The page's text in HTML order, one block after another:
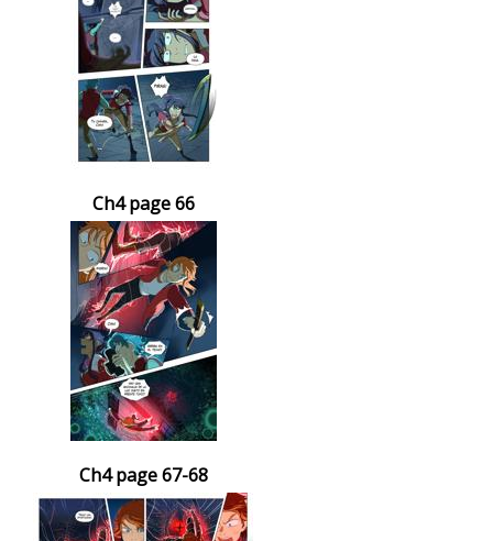
Ch4 page 66
Ch4 page 67-68